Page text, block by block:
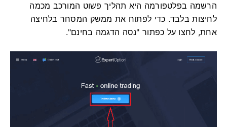
הרשמה בפלטפורמה היא תהליך פשוט המורכב מכמה
לחיצות בלבד. כדי לפתוח את ממשק המסחר בלחיצה
אחת, לחצו על כפתור "נסה הדגמה בחינם".